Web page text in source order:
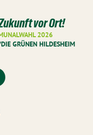
vor Ort!
2026
GRÜNEN HILDESHEIM